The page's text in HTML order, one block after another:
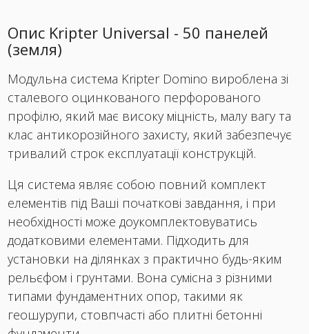
Опис Kripter Universal - 50 панелей
(земля)
Модульна система Kripter Domino вироблена зі
сталевого оцинкованого перфорованого
профілю, який має високу міцність, малу вагу та
клас антикорозійного захисту, який забезпечує
тривалий строк експлуатації конструкцій.
Ця система являє собою повний комплект
елементів під Ваші початкові завдання, і при
необхідності може доукомплектовуватись
додатковими елементами. Підходить для
установки на ділянках з практично будь-яким
рельєфом і грунтами. Вона сумісна з різними
типами фундаментних опор, такими як
геошурупи, стовпчасті або плитні бетонні